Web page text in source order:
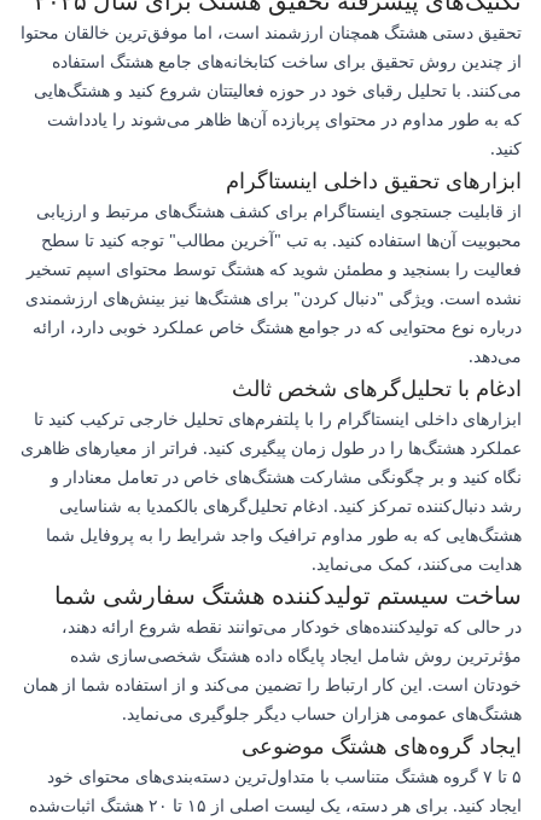
تحقیق دستی هشتگ همچنان ارزشمند است، اما موفق‌ترین خالقان محتوا
از چندین روش تحقیق برای ساخت کتابخانه‌های جامع هشتگ استفاده
می‌کنند. با تحلیل رقبای خود در حوزه فعالیتتان شروع کنید و هشتگ‌هایی
که به طور مداوم در محتوای پربازده آن‌ها ظاهر می‌شوند را یادداشت
کنید.
ابزارهای تحقیق داخلی اینستاگرام
از قابلیت جستجوی اینستاگرام برای کشف هشتگ‌های مرتبط و ارزیابی
محبوبیت آن‌ها استفاده کنید. به تب "آخرین مطالب" توجه کنید تا سطح
فعالیت را بسنجید و مطمئن شوید که هشتگ توسط محتوای اسپم تسخیر
نشده است. ویژگی "دنبال کردن" برای هشتگ‌ها نیز بینش‌های ارزشمندی
درباره نوع محتوایی که در جوامع هشتگ خاص عملکرد خوبی دارد، ارائه
می‌دهد.
ادغام با تحلیل‌گرهای شخص ثالث
ابزارهای داخلی اینستاگرام را با پلتفرم‌های تحلیل خارجی ترکیب کنید تا
عملکرد هشتگ‌ها را در طول زمان پیگیری کنید. فراتر از معیارهای ظاهری
نگاه کنید و بر چگونگی مشارکت هشتگ‌های خاص در تعامل معنادار و
رشد دنبال‌کننده تمرکز کنید. ادغام تحلیل‌گرهای بالکمدیا به شناسایی
هشتگ‌هایی که به طور مداوم ترافیک واجد شرایط را به پروفایل شما
هدایت می‌کنند، کمک می‌نماید.
ساخت سیستم تولیدکننده هشتگ سفارشی شما
در حالی که تولیدکننده‌های خودکار می‌توانند نقطه شروع ارائه دهند،
مؤثرترین روش شامل ایجاد پایگاه داده هشتگ شخصی‌سازی شده
خودتان است. این کار ارتباط را تضمین می‌کند و از استفاده شما از همان
هشتگ‌های عمومی هزاران حساب دیگر جلوگیری می‌نماید.
ایجاد گروه‌های هشتگ موضوعی
۵ تا ۷ گروه هشتگ متناسب با متداول‌ترین دسته‌بندی‌های محتوای خود
ایجاد کنید. برای هر دسته، یک لیست اصلی از ۱۵ تا ۲۰ هشتگ اثبات‌شده